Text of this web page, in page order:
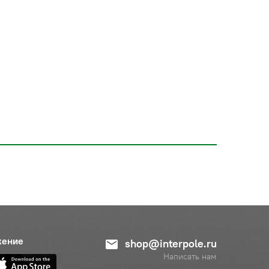
shop@interpole.ru
Написать нам